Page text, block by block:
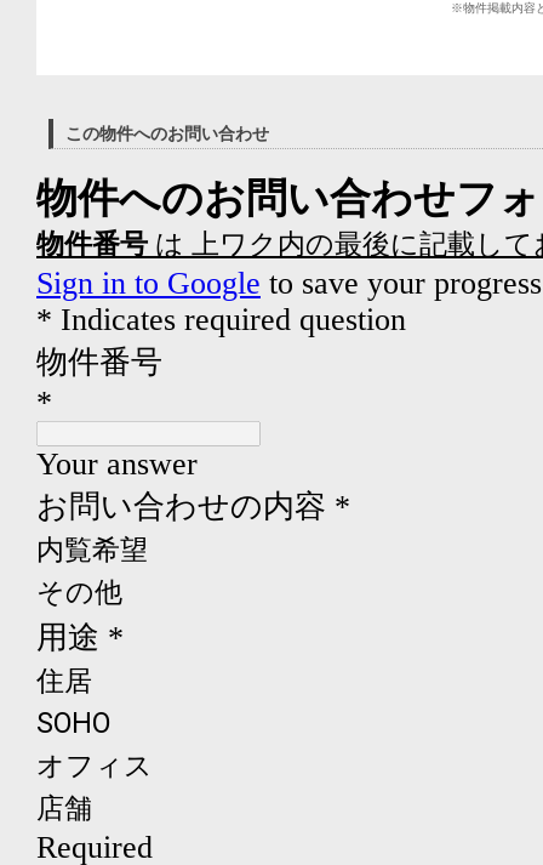
※物件掲載内容
この物件へのお問い合わせ